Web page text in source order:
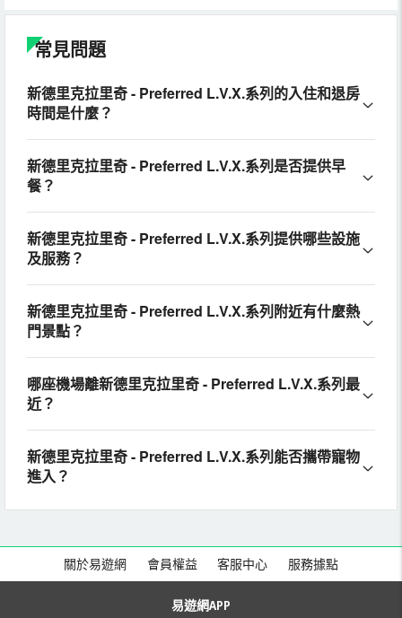
常見問題
新德里克拉里奇 - Preferred L.V.X.系列的入住和退房
時間是什麼？
新德里克拉里奇 - Preferred L.V.X.系列是否提供早
餐？
新德里克拉里奇 - Preferred L.V.X.系列提供哪些設施
及服務？
新德里克拉里奇 - Preferred L.V.X.系列附近有什麼熱
門景點？
哪座機場離新德里克拉里奇 - Preferred L.V.X.系列最
近？
新德里克拉里奇 - Preferred L.V.X.系列能否攜帶寵物
進入？
關於易遊網 會員權益 客服中心 服務據點
易遊網APP